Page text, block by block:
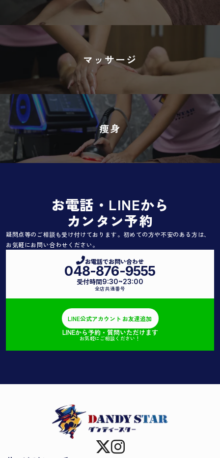
マッサージ
痩身
お電話・LINEから
カンタン予約
疑問点等のご相談も受け付けております。初めての方や不安のある方は、
お気軽にお問い合わせください。
お電話でお問い合わせ
048-876-9555
受付時間9:30~23:00
全店共通番号
LINE公式アカウント お友達追加
LINEから予約・質問いただけます
お気軽にご相談ください！